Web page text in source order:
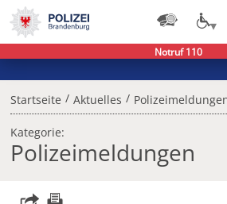
Startseite / Aktuelles /
Kategorie:
Polizeimeldungen
Notruf 110